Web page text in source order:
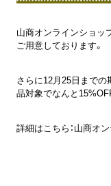
山商オンラインショッ
ご用意しております。
さらに12月25日までの
品対象でなんと
詳細はこちら：山商オ